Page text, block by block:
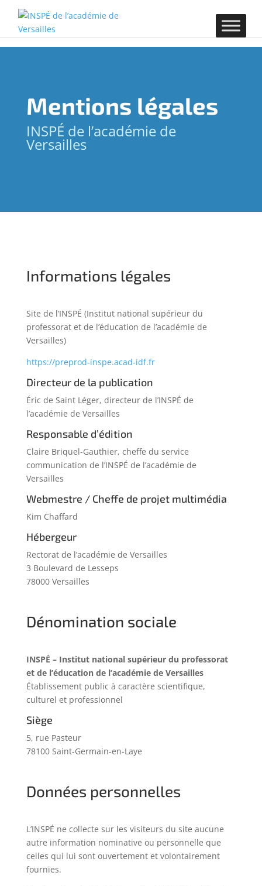
Mentions légales
INSPÉ de l’académie de
Versailles
Informations légales
Site de l’INSPÉ (Institut national supérieur du
professorat et de l’éducation de l’académie de
Versailles)
https://preprod-inspe.acad-idf.fr
Directeur de la publication
Éric de Saint Léger, directeur de l’INSPÉ de
l’académie de Versailles
Responsable d’édition
Claire Briquel-Gauthier, cheffe du service
communication de l’INSPÉ de l’académie de
Versailles
Webmestre / Cheffe de projet multimédia
Kim Chaffard
Hébergeur
Rectorat de l’académie de Versailles
3 Boulevard de Lesseps
78000 Versailles
Dénomination sociale
INSPÉ – Institut national supérieur du professorat
et de l’éducation de l’académie de Versailles
Établissement public à caractère scientifique,
culturel et professionnel
Siège
5, rue Pasteur
78100 Saint-Germain-en-Laye
Données personnelles
L’INSPÉ ne collecte sur les visiteurs du site aucune
autre information nominative ou personnelle que
celles qui lui sont ouvertement et volontairement
fournies.